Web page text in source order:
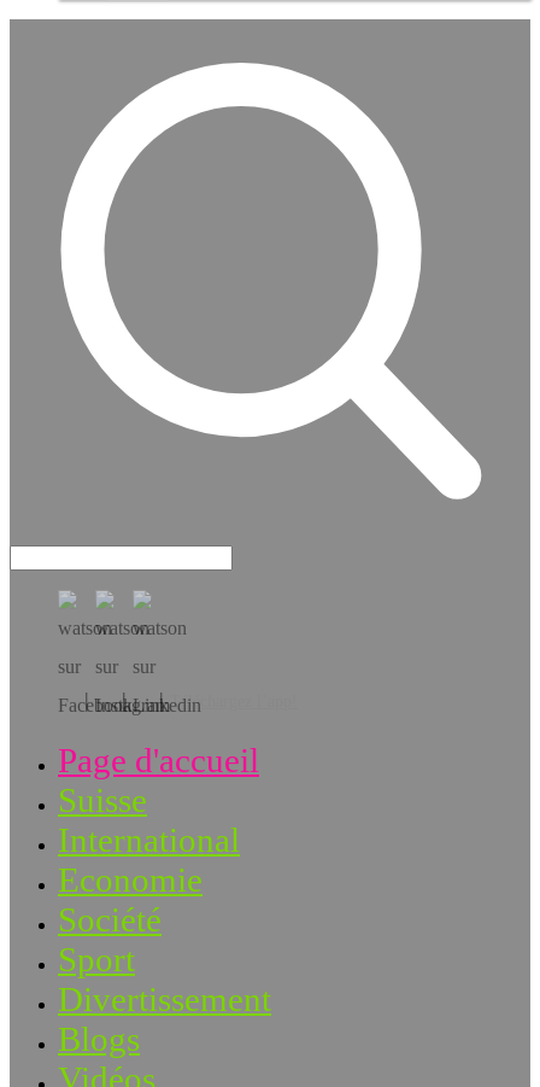
Téléchargez l’app!
Page d'accueil
Suisse
International
Economie
Société
Sport
Divertissement
Blogs
Vidéos